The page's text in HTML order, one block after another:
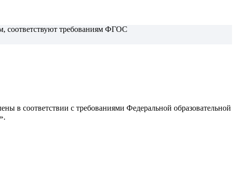
соответствуют требованиям ФГОС
в соответствии с требованиями Федеральной образовательной